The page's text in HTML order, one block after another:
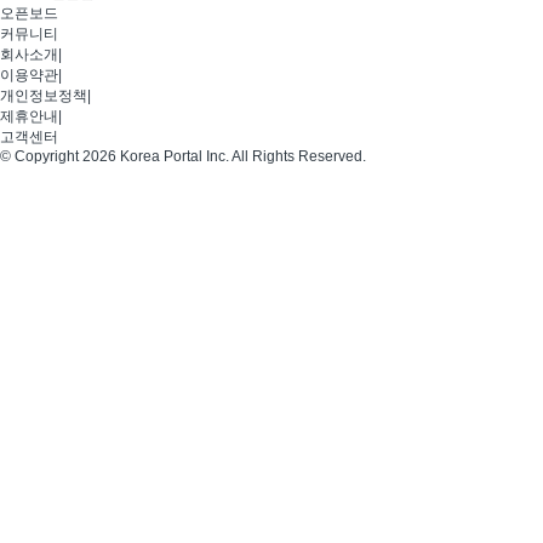
오픈보드
커뮤니티
회사소개
이용약관
개인정보정책
제휴안내
고객센터
© Copyright 2026 Korea Portal Inc. All Rights Reserved.